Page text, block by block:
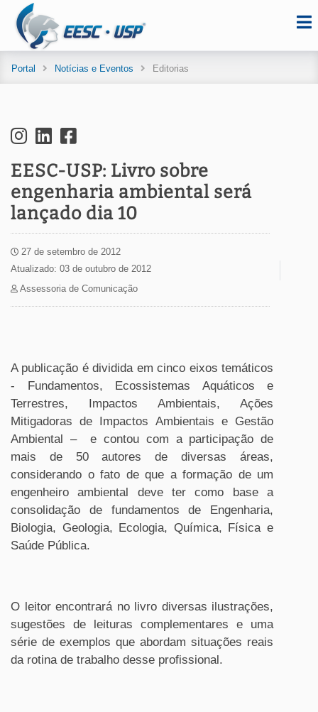
Portal Notícias e Eventos Editorias
EESC-USP: Livro sobre
engenharia ambiental será
lançado dia 10
27 de setembro de 2012
Atualizado: 03 de outubro de 2012
Assessoria de Comunicação
A publicação é dividida em cinco eixos temáticos
- Fundamentos, Ecossistemas Aquáticos e
Terrestres, Impactos Ambientais, Ações
Mitigadoras de Impactos Ambientais e Gestão
Ambiental – e contou com a participação de
mais de 50 autores de diversas áreas,
considerando o fato de que a formação de um
engenheiro ambiental deve ter como base a
consolidação de fundamentos de Engenharia,
Biologia, Geologia, Ecologia, Química, Física e
Saúde Pública.
O leitor encontrará no livro diversas ilustrações,
sugestões de leituras complementares e uma
série de exemplos que abordam situações reais
da rotina de trabalho desse profissional.